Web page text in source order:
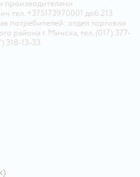
производителями
тел. +375173970001 доб.213
потребителей: отдел торговли
района г. Минска, тел. (017) 377-
318-13-33.